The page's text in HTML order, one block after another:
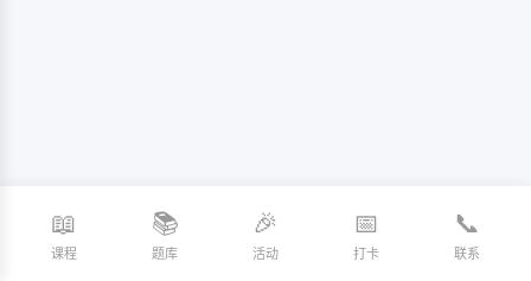
📖
课程
📚
题库
🎉
活动
📅
打卡
📞
联系